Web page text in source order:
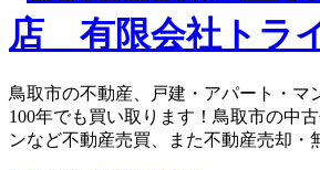
鳥取市の不動産、戸建・アパート・マ
100年でも買い取ります！鳥取市の中
ンなど不動産売買、また不動産売却・